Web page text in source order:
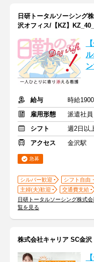
日研トータルソーシン
沢オフィス/【KZ】
給与
時給
雇用形態
派遣社員
シフト
週2日以
アクセス
金沢駅
急募
シルバー歓迎 シフト自由
主婦(夫)歓迎
交通費支給
日研トータルソーシング株式
覧を見る
株式会社キャリア SC金沢